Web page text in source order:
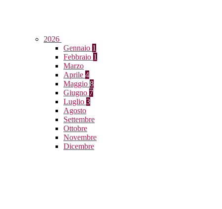
2026
Gennaio 1
Febbraio 1
Marzo
Aprile 4
Maggio 8
Giugno 7
Luglio 3
Agosto
Settembre
Ottobre
Novembre
Dicembre